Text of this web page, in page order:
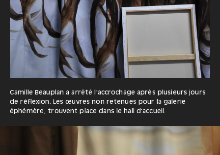
Camille Beauplan a arrêté l'accrochage après plusieurs jours
de réflexion. Les œuvres non retenues pour la galerie
éphémère, trouvent place dans le hall d'accueil.